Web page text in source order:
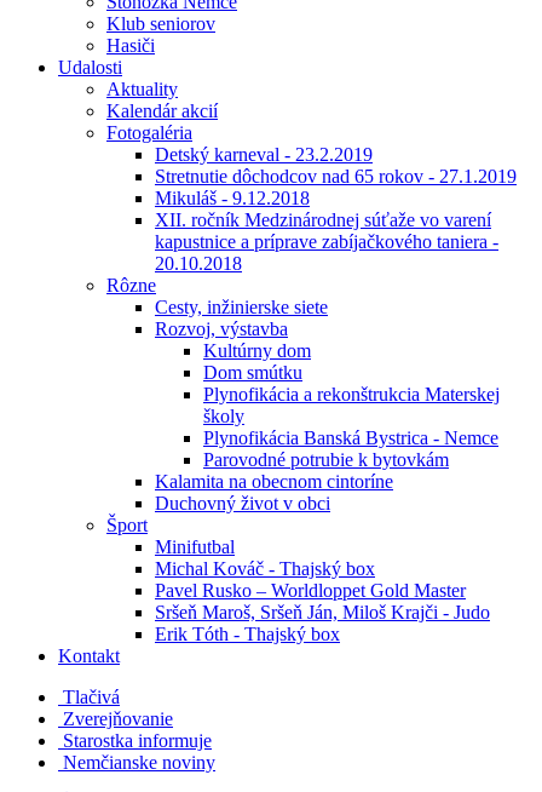
Klub seniorov
Hasiči
Udalosti
Aktuality
Kalendár akcií
Fotogaléria
Detský karneval - 23.2.2019
Stretnutie dôchodcov nad 65 rokov - 27.1.2019
Mikuláš - 9.12.2018
XII. ročník Medzinárodnej súťaže vo varení
kapustnice a príprave zabíjačkového taniera -
20.10.2018
Rôzne
Cesty, inžinierske siete
Rozvoj, výstavba
Kultúrny dom
Dom smútku
Plynofikácia a rekonštrukcia Materskej
školy
Plynofikácia Banská Bystrica - Nemce
Parovodné potrubie k bytovkám
Kalamita na obecnom cintoríne
Duchovný život v obci
Šport
Minifutbal
Michal Kováč - Thajský box
Pavel Rusko – Worldloppet Gold Master
Sršeň Maroš, Sršeň Ján, Miloš Krajči - Judo
Erik Tóth - Thajský box
Kontakt
Tlačivá
Zverejňovanie
Starostka informuje
Nemčianske noviny